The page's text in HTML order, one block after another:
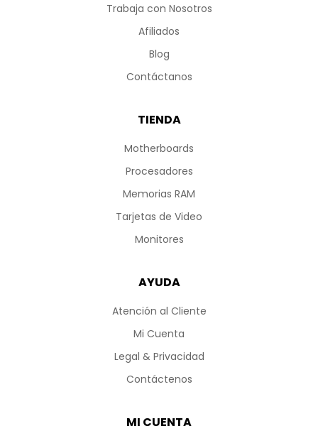
Trabaja con Nosotros
Afiliados
Blog
Contáctanos
TIENDA
Motherboards
Procesadores
Memorias RAM
Tarjetas de Video
Monitores
AYUDA
Atención al Cliente
Mi Cuenta
Legal & Privacidad
Contáctenos
MI CUENTA